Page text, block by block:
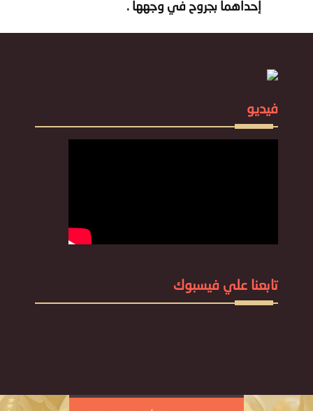
إحداهما بجروح في وجهها .
فيديو
تابعنا علي فيسبوك